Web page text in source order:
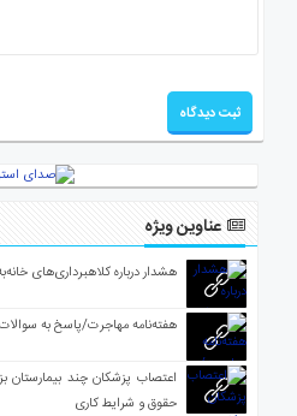
عناوین ویژه
هشدار درباره کلاهبرداری‌های
هفته‌نامه مهاجرت/پاسخ به سوالات
اعتصاب پزشکان چند بیمارستان
حقوق و شرایط کاری